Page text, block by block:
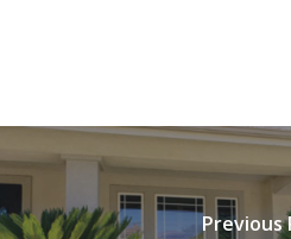
Previous